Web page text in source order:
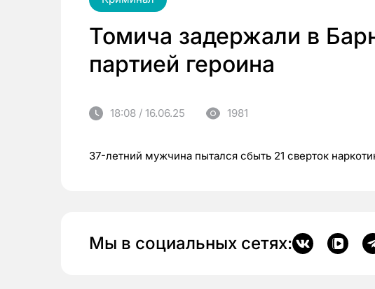
Томича задержали в
партией героина
18:08 / 16.06.25 1981
37-летний мужчина пытался сбыть 21 сверток
Мы в социальных сетях: